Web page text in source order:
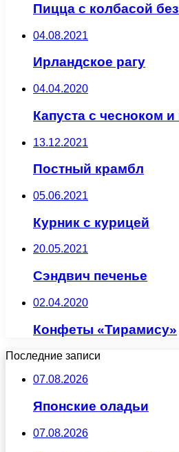
Пицца с колбасой
04.08.2021
Ирландское рагу
04.04.2020
Капуста с чесноком
13.12.2021
Постный крамбл
05.06.2021
Курник с курицей
20.05.2021
Сэндвич печенье
02.04.2020
Конфеты «Тирамису»
Последние записи
07.08.2026
Японские оладьи
07.08.2026